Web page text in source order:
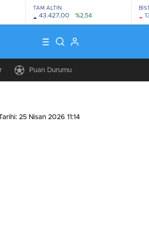
TAM ALTIN
43.427,00 %2,54
Puan Durumu
25 Nisan 2026 11:14